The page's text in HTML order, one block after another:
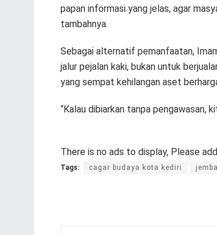
papan informasi yang jelas, agar
tambahnya.
Sebagai alternatif pemanfaatan,
jalur pejalan kaki, bukan untuk
yang sempat kehilangan aset
“Kalau dibiarkan tanpa pengawasan,
There is no ads to display, Please
Tags: cagar budaya kota kediri